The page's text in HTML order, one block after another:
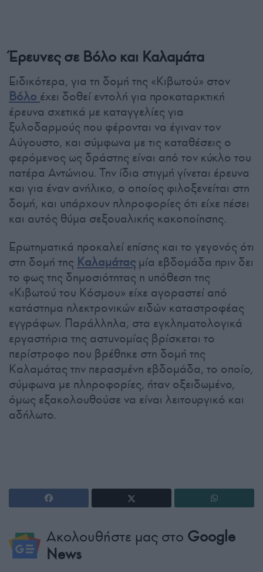
Έρευνες σε Βόλο και Καλαμάτα
Ειδικότερα, για τη δομή της «Κιβωτού» στον
Βόλο έχει δοθεί εντολή για προκαταρκτική
έρευνα σχετικά με καταγγελίες για
ξυλοδαρμούς που φέρονται να έγιναν τον
Αύγουστο, και σύμφωνα με τις καταθέσεις ο
φερόμενος ως δράστης είναι από τον κύκλο του
πατέρα Αντώνιου. Την ίδια στιγμή γίνεται έρευνα
και για έναν ανήλικο, ο οποίος φιλοξενείται στη
δομή, και υπάρχουν πληροφορίες ότι είχε πέσει
και αυτός θύμα σεξουαλικής κακοποίησης.
Ερωτηματικά προκαλεί επίσης και το γεγονός ότι
στη δομή της Καλαμάτας μία εβδομάδα πριν δει
το φως της δημοσιότητας η υπόθεση της
«Κιβωτού του Κόσμου» είχε αγοραστεί από
κατάστημα ηλεκτρονικών ειδών καταστροφέας
εγγράφων. Παράλληλα, στα εγκληματολογικά
εργαστήρια της αστυνομίας βρίσκεται το
περίστροφο που βρέθηκε στη δομή της
Καλαμάτας την περασμένη εβδομάδα, το οποίο,
σύμφωνα με πληροφορίες, ήταν οξειδωμένο,
όμως εξακολουθούσε να είναι λειτουργικό και
αδήλωτο.
Ακολουθήστε μας στο Google
News